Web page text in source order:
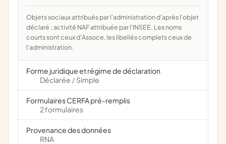
Objets sociaux attribués par l'administration d'après l'objet
déclaré ; activité NAF attribuée par l'INSEE. Les noms
courts sont ceux d'Assoce, les libellés complets ceux de
l'administration.
Forme juridique et régime de déclaration
Déclarée / Simple
Formulaires CERFA pré-remplis
2 formulaires
Provenance des données
RNA